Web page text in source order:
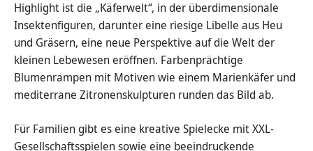
Highlight ist die „Käferwelt“, in der überdimensionale
Insektenfiguren, darunter eine riesige Libelle aus Heu
und Gräsern, eine neue Perspektive auf die Welt der
kleinen Lebewesen eröffnen. Farbenprächtige
Blumenrampen mit Motiven wie einem Marienkäfer und
mediterrane Zitronenskulpturen runden das Bild ab.
Für Familien gibt es eine kreative Spielecke mit XXL-
Gesellschaftsspielen sowie eine beeindruckende